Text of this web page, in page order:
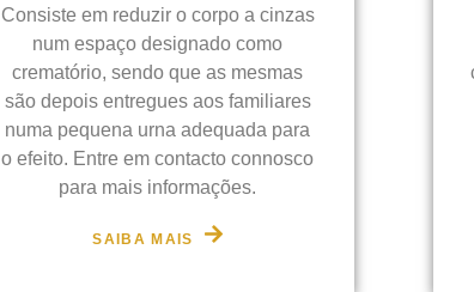
Consiste em reduzir o corpo a cinzas
num espaço designado como
crematório, sendo que as mesmas
são depois entregues aos familiares
numa pequena urna adequada para
o efeito. Entre em contacto connosco
para mais informações.
SAIBA MAIS